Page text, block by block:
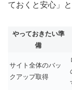
ておくと安心」
やっておきたい準
備
サイト全体のバッ
クアップ取得